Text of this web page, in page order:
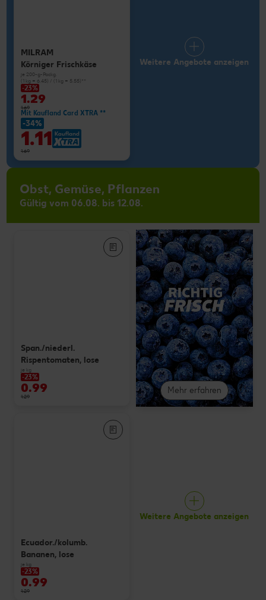
MILRAM
Körniger Frischkäse
je 200-g-Packg.
(1 kg = 6.45) / (1 kg = 5.55)**
-23%
1.29
1.69
Mit Kaufland Card XTRA **
-34%
1.11
1.69
Weitere Angebote anzeigen
Obst, Gemüse, Pflanzen
Gültig vom 06.08. bis 12.08.
Mehr erfahren
Span./niederl.
Rispentomaten, lose
je kg
-23%
0.99
1.29
Ecuador./kolumb.
Bananen, lose
je kg
-23%
0.99
1.29
Weitere Angebote anzeigen